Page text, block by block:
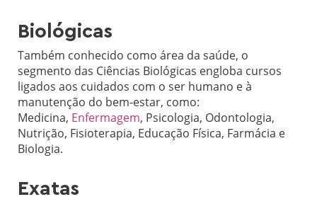
Biológicas
Também conhecido como área da saúde, o
segmento das Ciências Biológicas engloba cursos
ligados aos cuidados com o ser humano e à
manutenção do bem-estar, como:
Medicina, Enfermagem, Psicologia, Odontologia,
Nutrição, Fisioterapia, Educação Física, Farmácia e
Biologia.
Exatas